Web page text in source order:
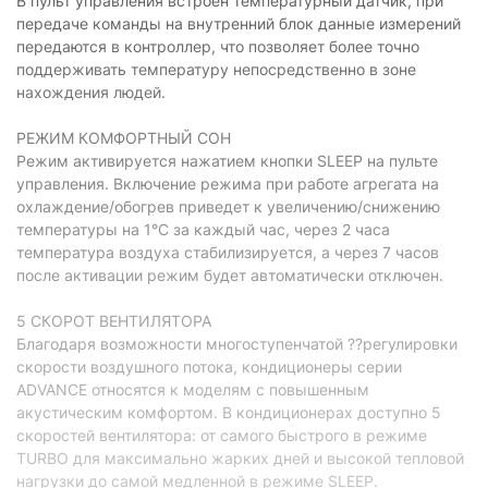
(рециркуляция):
Ночной режим (режим
сна):
есть
Автоматический режим:
Турбо-режим:
есть
Технические характеристики
Мощность охлаждения:
2,64 кВт
Мощность обогрева:
2,64 кВт
2,70
COP :
Энергопотребление при
охлаждении:
0,775 кВт
Энергопотребление при
обогреве:
0,734 кВт
Особенности
передаче команды на внутренний блок данные измерений
передаются в контроллер, что позволяет более точно
поддерживать температуру непосредственно в зоне
нахождения людей.
РЕЖИМ КОМФОРТНЫЙ СОН
Режим активируется нажатием кнопки SLEEP на пульте
управления. Включение режима при работе агрегата на
охлаждение/обогрев приведет к увеличению/снижению
температуры на 1°С за каждый час, через 2 часа
температура воздуха стабилизируется, а через 7 часов
после активации режим будет автоматически отключен.
5 СКОРОТ ВЕНТИЛЯТОРА
Благодаря возможности многоступенчатой ??регулировки
скорости воздушного потока, кондиционеры серии
ADVANCE относятся к моделям с повышенным
акустическим комфортом. В кондиционерах доступно 5
скоростей вентилятора: от самого быстрого в режиме
TURBO для максимально жарких дней и высокой тепловой
нагрузки до самой медленной в режиме SLEEP.